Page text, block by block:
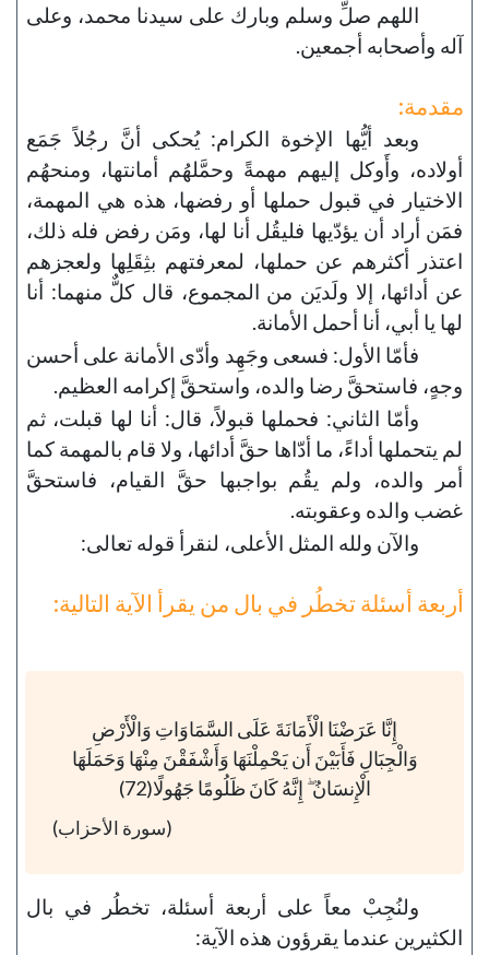
اللهم صلِّ وسلم وبارك على سيدنا محمد، وعلى
آله وأصحابه أجمعين.
مقدمة:
وبعد أيُّها الإخوة الكرام: يُحكى أنَّ رجُلاً جَمَع
أولاده، وأَوكل إليهم مهمةً وحمَّلهُم أمانتها، ومنحهُم
الاختيار في قبول حملها أو رفضها، هذه هي المهمة،
فمَن أراد أن يؤدّيها فليقُل أنا لها، ومَن رفض فله ذلك،
اعتذر أكثرهم عن حملها، لمعرفتهم بثِقَلِها ولعجزهم
عن أدائها، إلا ولَديَن من المجموع، قال كلٌّ منهما: أنا
لها يا أبي، أنا أحمل الأمانة.
فأمّا الأول: فسعى وجَهِد وأدّى الأمانة على أحسن
وجهٍ، فاستحقَّ رضا والده، واستحقَّ إكرامه العظيم.
وأمّا الثاني: فحملها قبولاً، قال: أنا لها قبلت، ثم
لم يتحملها أداءً، ما أدّاها حقَّ أدائها، ولا قام بالمهمة كما
أمر والده، ولم يقُم بواجبها حقَّ القيام، فاستحقَّ
غضب والده وعقوبته.
والآن ولله المثل الأعلى، لنقرأ قوله تعالى:
أربعة أسئلة تخطُر في بال من يقرأ الآية التالية:
إِنَّا عَرَضْنَا الْأَمَانَةَ عَلَى السَّمَاوَاتِ وَالْأَرْضِ
وَالْجِبَالِ فَأَبَيْنَ أَن يَحْمِلْنَهَا وَأَشْفَقْنَ مِنْهَا وَحَمَلَهَا
الْإِنسَانُ ۖ إِنَّهُ كَانَ ظَلُومًا جَهُولًا(72)
(سورة الأحزاب)
ولنُجِبْ معاً على أربعة أسئلة، تخطُر في بال
الكثيرين عندما يقرؤون هذه الآية: